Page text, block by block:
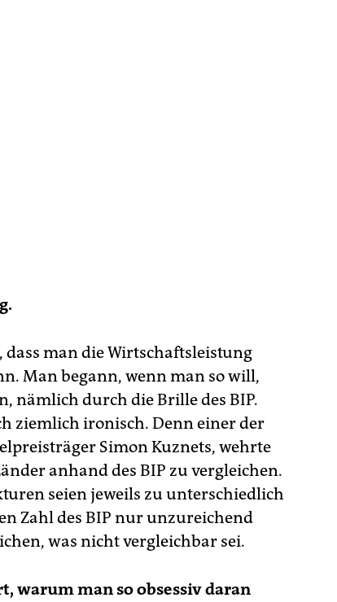
man die Wirtschaftsleistung
Man begann, wenn man so will,
nämlich durch die Brille des BIP.
ziemlich ironisch. Denn einer der
Simon Kuznets, wehrte
anhand des BIP zu vergleichen.
seien jeweils zu unterschiedlich
Zahl des BIP nur unzureichend
was nicht vergleichbar sei.
warum man so obsessiv daran